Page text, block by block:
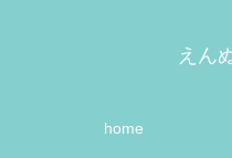
えん
home